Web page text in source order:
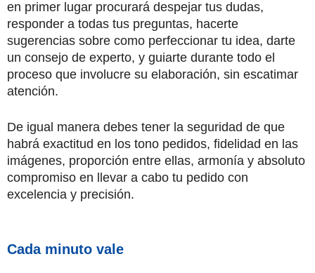
en primer lugar procurará despejar tus dudas,
responder a todas tus preguntas, hacerte
sugerencias sobre como perfeccionar tu idea, darte
un consejo de experto, y guiarte durante todo el
proceso que involucre su elaboración, sin escatimar
atención.
De igual manera debes tener la seguridad de que
habrá exactitud en los tono pedidos, fidelidad en las
imágenes, proporción entre ellas, armonía y absoluto
compromiso en llevar a cabo tu pedido con
excelencia y precisión.
Cada minuto vale